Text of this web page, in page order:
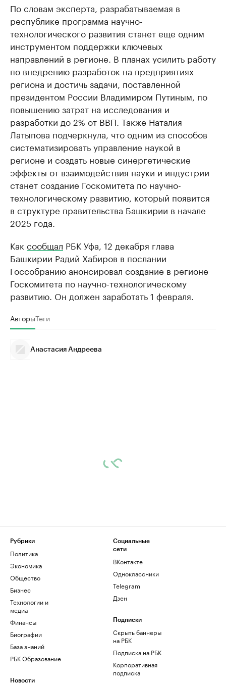
По словам эксперта, разрабатываемая в
республике программа научно-
технологического развития станет еще одним
инструментом поддержки ключевых
направлений в регионе. В планах усилить работу
по внедрению разработок на предприятиях
региона и достичь задачи, поставленной
президентом России Владимиром Путиным, по
повышению затрат на исследования и
разработки до 2% от ВВП. Также Наталия
Латыпова подчеркнула, что одним из способов
систематизировать управление наукой в
регионе и создать новые синергетические
эффекты от взаимодействия науки и индустрии
станет создание Госкомитета по научно-
технологическому развитию, который появится
в структуре правительства Башкирии в начале
2025 года.
Как сообщал РБК Уфа, 12 декабря глава
Башкирии Радий Хабиров в послании
Госсобранию анонсировал создание в регионе
Госкомитета по научно-технологическому
развитию. Он должен заработать 1 февраля.
АвторыТеги
Анастасия Андреева
Рубрики
Политика
Экономика
Общество
Бизнес
Технологии и
медиа
Финансы
Биографии
База знаний
РБК Образование
Новости
Социальные
сети
ВКонтакте
Одноклассники
Telegram
Дзен
Подписки
Скрыть баннеры
на РБК
Подписка на РБК
Корпоративная
подписка